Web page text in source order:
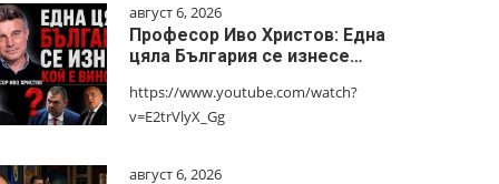
август 6, 2026
Професор Иво Христов: Една
цяла България се изнесе…
https://www.youtube.com/watch?
v=E2trVlyX_Gg
август 6, 2026